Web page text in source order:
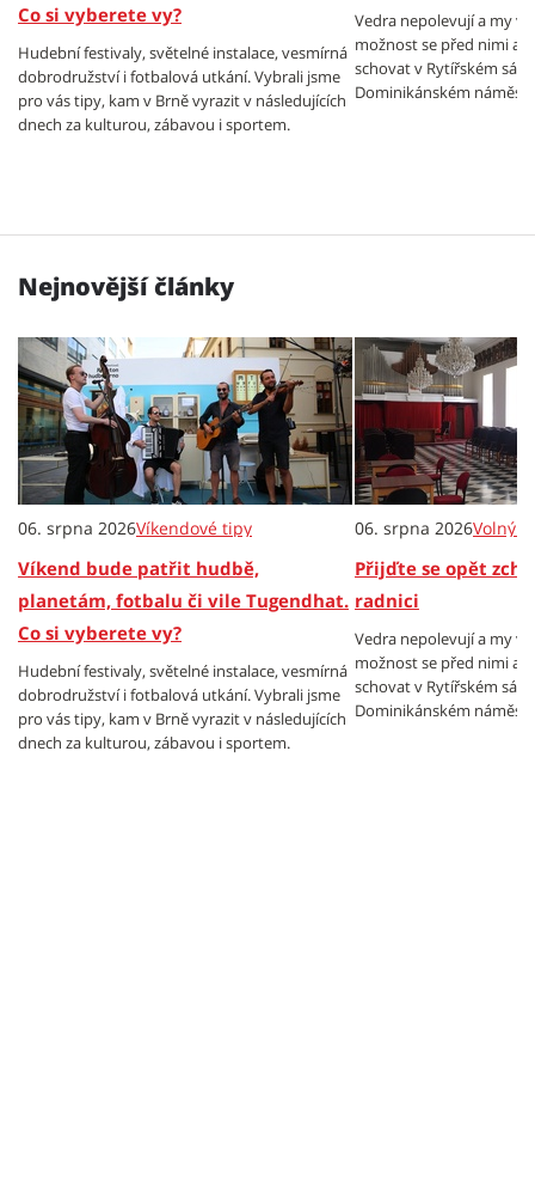
Co si vyberete vy?
Hudební festivaly, světelné instalace, vesmírná
dobrodružství i fotbalová utkání. Vybrali jsme
pro vás tipy, kam v Brně vyrazit v následujících
dnech za kulturou, zábavou i sportem.
Vedra nepolevují a my
možnost se před nimi
schovat v Rytířském
Dominikánském náměstí.
Nejnovější články
06. srpna 2026Víkendové tipy
Víkend bude patřit hudbě,
planetám, fotbalu či vile Tugendhat.
Co si vyberete vy?
Hudební festivaly, světelné instalace, vesmírná
dobrodružství i fotbalová utkání. Vybrali jsme
pro vás tipy, kam v Brně vyrazit v následujících
dnech za kulturou, zábavou i sportem.
06. srpna 2026Volný
Přijďte se opět
radnici
Vedra nepolevují a my
možnost se před nimi
schovat v Rytířském
Dominikánském náměstí.